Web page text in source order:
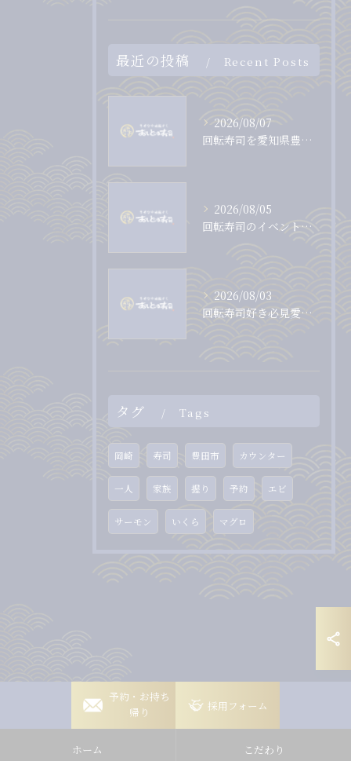
最近の投稿 Recent Posts
2026/08/07
回転寿司を愛知県豊田市で満喫するための選び方と地元情報まとめ
2026/08/05
回転寿司のイベントで愛知県岡崎市を家族で満喫するお得な過ごし方
2026/08/03
回転寿司好き必見愛知県岡崎市で味とコスパを両立する店選びのコツ
タグ Tags
岡崎 寿司 豊田市 カウンター
一人 家族 握り 予約 エビ
サーモン いくら マグロ
予約・お持ち
帰り
岡崎稲熊店
岡崎竜美丘店
採用フォーム
ホーム こだわり